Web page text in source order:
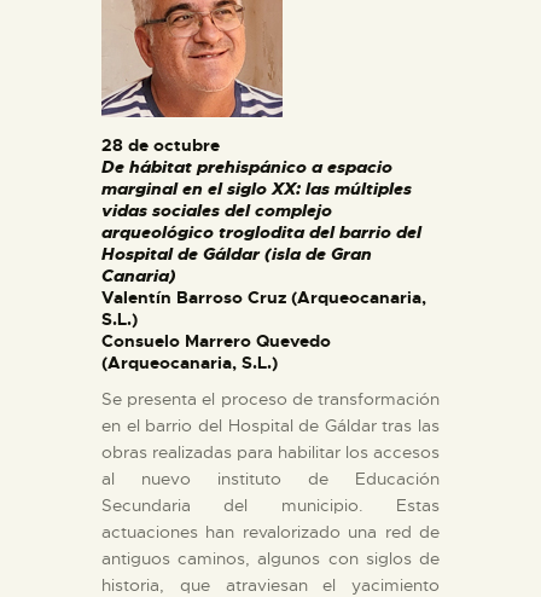
ESPAÑOL
28 de octubre
De hábitat prehispánico a espacio
marginal en el siglo XX: las múltiples
vidas sociales del complejo
arqueológico troglodita del barrio del
Hospital de Gáldar (isla de Gran
Canaria)
Valentín Barroso Cruz (Arqueocanaria,
S.L.)
Consuelo Marrero Quevedo
(Arqueocanaria, S.L.)
Se presenta el proceso de transformación
en el barrio del Hospital de Gáldar tras las
obras realizadas para habilitar los accesos
al nuevo instituto de Educación
Secundaria del municipio. Estas
actuaciones han revalorizado una red de
antiguos caminos, algunos con siglos de
historia, que atraviesan el yacimiento